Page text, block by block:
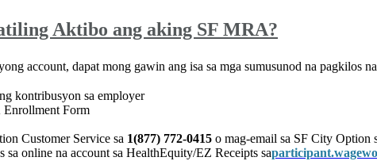
Aktibo ang aking SF MRA?
account, dapat mong gawin ang isa sa mga sumusunod na pagkilos
kontribusyon sa employer
Enrollment Form
Customer Service sa 1(877) 772-0415 o mag-email sa SF City Option
sa online na account sa HealthEquity/EZ Receipts sa